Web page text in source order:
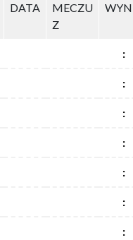
DATA
MECZU
Z
:
:
:
:
:
:
:
DATA
MECZU
Z
:
:
:
:
:
:
: